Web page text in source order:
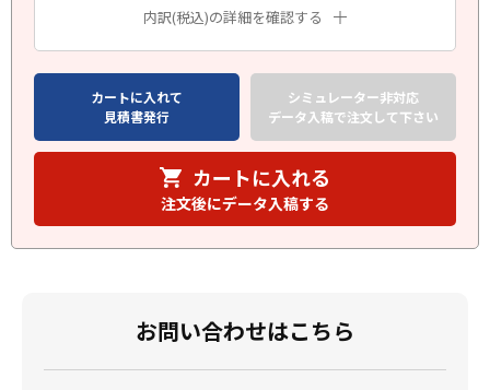
内訳(税込)の詳細を確認する
カートに入れて
見積書発行
シミュレーター非対応
データ入稿で注文して下さい
カートに入れる
注文後にデータ入稿する
お問い合わせはこちら